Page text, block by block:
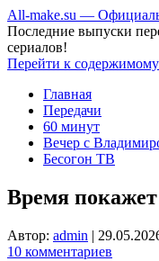
All-make.su —
Последние выпуски
сериалов!
Перейти к содержимому
Главная
Передачи
60 минут
Вечер с
Бесогон ТВ
Время покажет
Автор: admin |
10 комментариев